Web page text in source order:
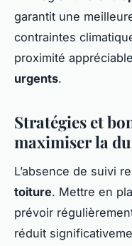
garantit une
contraintes
proximité
urgents.
Stratégies et
maximiser la
L’absence de suivi
toiture. Mettre en
prévoir
réduit